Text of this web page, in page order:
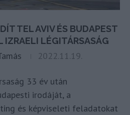
TEL AVIV ÉS BUDAPEST
IZRAELI LÉGITÁRSASÁG
2022.11.19.
33 év után
irodáját, a
és képviseleti feladatokat